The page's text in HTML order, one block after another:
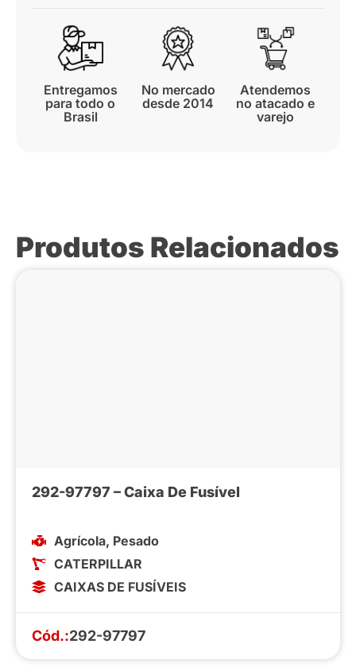
Entregamos
para todo o
Brasil
No mercado
desde 2014
Atendemos
no atacado e
varejo
Produtos Relacionados
292-97797 – Caixa De Fusível
Agrícola, Pesado
CATERPILLAR
CAIXAS DE FUSÍVEIS
Cód.:292-97797